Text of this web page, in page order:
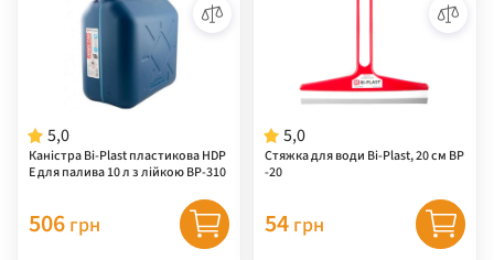
5,0
Каністра Ві-Plast пластикова HDP
E для палива 10 л з лійкою BP-310
506 грн
5,0
Стяжка для води Bi-Plast, 20 см BP
-20
54 грн